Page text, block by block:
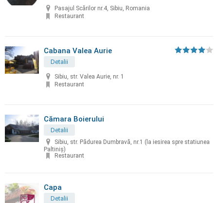
Pasajul Scărilor nr.4, Sibiu, Romania
Restaurant
Cabana Valea Aurie
Detalii
Sibiu, str. Valea Aurie, nr. 1
Restaurant
Cămara Boierului
Detalii
Sibiu, str. Pădurea Dumbravă, nr.1 (la iesirea spre statiunea
Paltiniș)
Restaurant
Capa
Detalii